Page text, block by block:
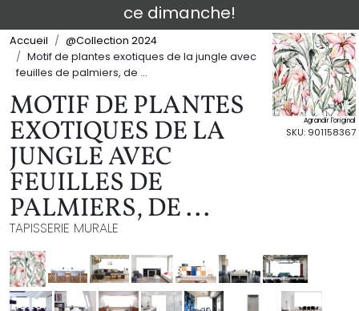
ce dimanche!
Accueil
@Collection 2024
Motif de plantes exotiques de la jungle avec
feuilles de palmiers, de ...
MOTIF DE PLANTES
EXOTIQUES DE LA
JUNGLE AVEC
FEUILLES DE
PALMIERS, DE ...
TAPISSERIE MURALE
Agrandir l'original
SKU: 901158367